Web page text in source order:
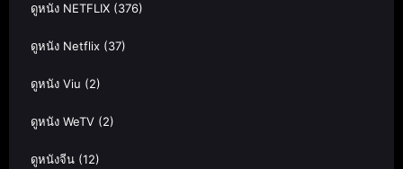
ดูหนัง NETFLIX (376)
ดูหนัง Netflix (37)
ดูหนัง Viu (2)
ดูหนัง WeTV (2)
ดูหนังจีน (12)